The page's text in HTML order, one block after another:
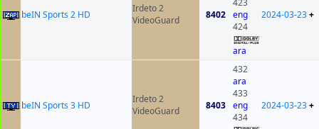
beIN Sports 2 HD
Irdeto 2
VideoGuard
8402
423
eng
424
ara
2024-03-23+
beIN Sports 3 HD
Irdeto 2
VideoGuard
8403
432
ara
433
eng
434
2024-03-23+